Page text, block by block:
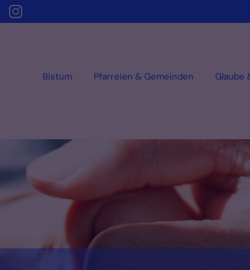
Bistum Pfarreien & Gemeinden Glaube